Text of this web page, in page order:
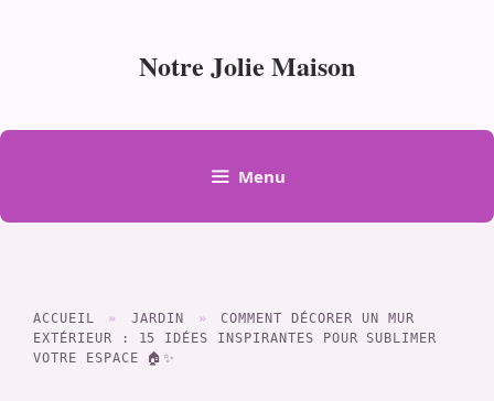
Notre Jolie Maison
Menu
ACCUEIL » JARDIN »
COMMENT DÉCORER UN MUR
EXTÉRIEUR : 15 IDÉES INSPIRANTES POUR SUBLIMER
VOTRE ESPACE 🏠✨